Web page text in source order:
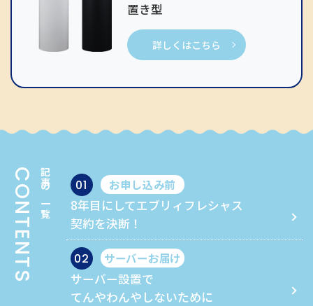
置き型
詳しくはこちら
CONTENTS 記事の一覧 01 お申し込み前
8年目にしてエブリィフレシャス
契約を決断！
02 サーバーお届け
サーバー設置で
てんやわんやしないために